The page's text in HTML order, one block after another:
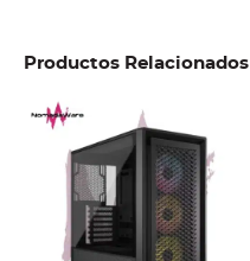
Productos Relacionados